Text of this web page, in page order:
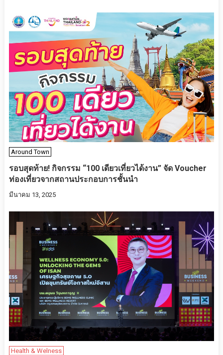
Around Town
รอบสุดท้าย! กิจกรรม “100 เดียวเที่ยวได้งาน” จัด Voucher
ท่องเที่ยวจากสถานประกอบการชั้นนำ
มีนาคม 13, 2025
Health & Welness